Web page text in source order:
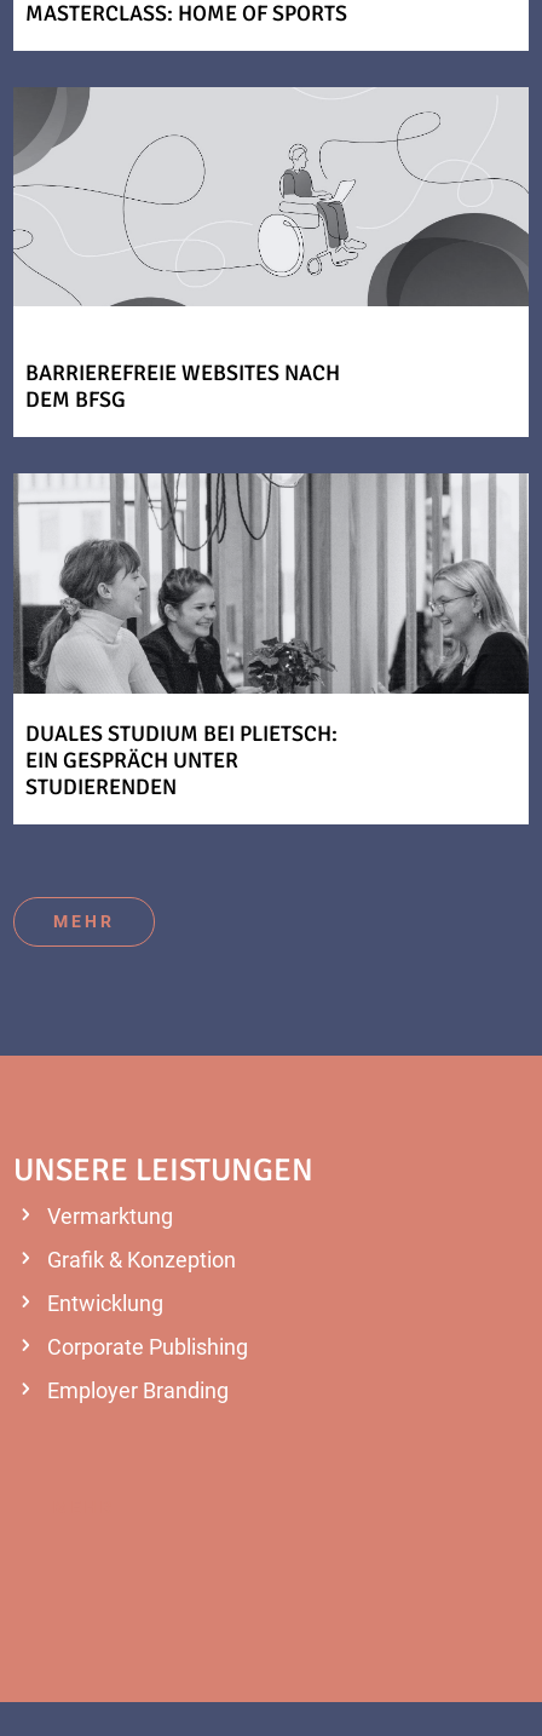
MASTERCLASS: HOME OF SPORTS
BARRIEREFREIE WEBSITES NACH
DEM BFSG
DUALES STUDIUM BEI PLIETSCH:
EIN GESPRÄCH UNTER
STUDIERENDEN
MEHR
UNSERE LEISTUNGEN
Vermarktung
Grafik & Konzeption
Entwicklung
Corporate Publishing
Employer Branding